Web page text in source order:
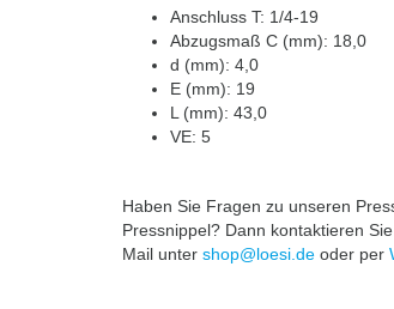
Anschluss T: 1/4-19
Abzugsmaß C (mm): 18,0
d (mm): 4,0
E (mm): 19
L (mm): 43,0
VE: 5
Haben Sie Fragen zu unseren
Pressnippel? Dann kontaktieren
Mail unter shop@loesi.de oder per